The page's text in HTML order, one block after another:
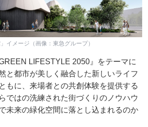
イメージ（画像：東急グループ）
LIFESTYLE 2050』をテーマに
と都市が美しく融合した新しいライフ
もに、来場者との共創体験を提供する
ではの洗練された街づくりのノウハウ
未来の緑化空間に落とし込まれるのか